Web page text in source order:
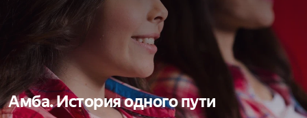
Амба. История одного пути